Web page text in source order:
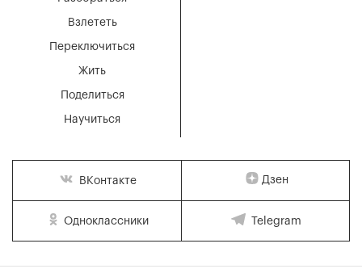
Взлететь
Переключиться
Жить
Поделиться
Научиться
ВКонтакте Дзен
Одноклассники Telegram